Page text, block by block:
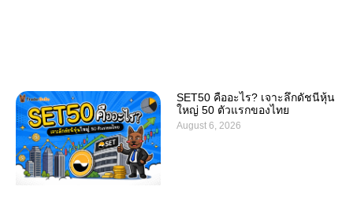
SET50 คืออะไร? เจาะลึกดัชนีหุ้น
ใหญ่ 50 ตัวแรกของไทย
August 6, 2026